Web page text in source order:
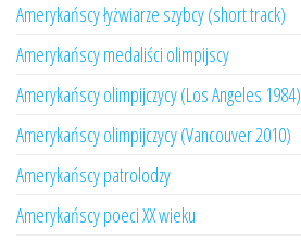
Amerykańscy łyżwiarze szybcy (short track)
Amerykańscy medaliści olimpijscy
Amerykańscy olimpijczycy (Los Angeles 1984)
Amerykańscy olimpijczycy (Vancouver 2010)
Amerykańscy patrolodzy
Amerykańscy poeci XX wieku